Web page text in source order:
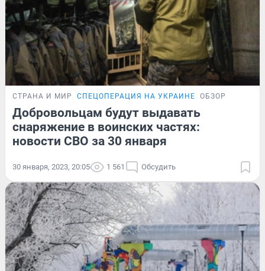
СТРАНА И МИР СПЕЦОПЕРАЦИЯ НА УКРАИНЕ ОБЗОР
Добровольцам будут выдавать
снаряжение в воинских частях:
новости СВО за 30 января
30 января, 2023, 20:05 1 561 Обсудить